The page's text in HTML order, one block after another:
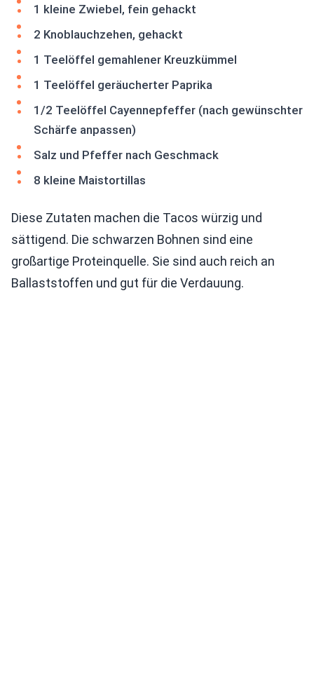
1 kleine Zwiebel, fein gehackt
2 Knoblauchzehen, gehackt
1 Teelöffel gemahlener Kreuzkümmel
1 Teelöffel geräucherter Paprika
1/2 Teelöffel Cayennepfeffer (nach gewünschter
Schärfe anpassen)
Salz und Pfeffer nach Geschmack
8 kleine Maistortillas
Diese Zutaten machen die Tacos würzig und
sättigend. Die schwarzen Bohnen sind eine
großartige Proteinquelle. Sie sind auch reich an
Ballaststoffen und gut für die Verdauung.